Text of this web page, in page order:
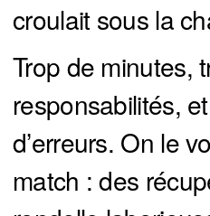
croulait sous la
Trop de minutes,
responsabilités,
d’erreurs. On le
match : des